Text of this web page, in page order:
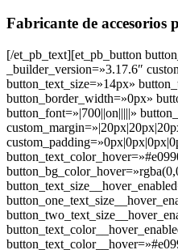
Fabricante de accesorios
[/et_pb_text][et_pb_button
_builder_version=»3.17.6″
button_text_size=»14px»
button_border_width=»0px»
button_font=»|700||on|||||»